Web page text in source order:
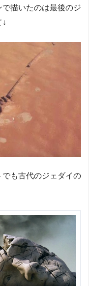
描いたのは最後のジ
も古代のジェダイの